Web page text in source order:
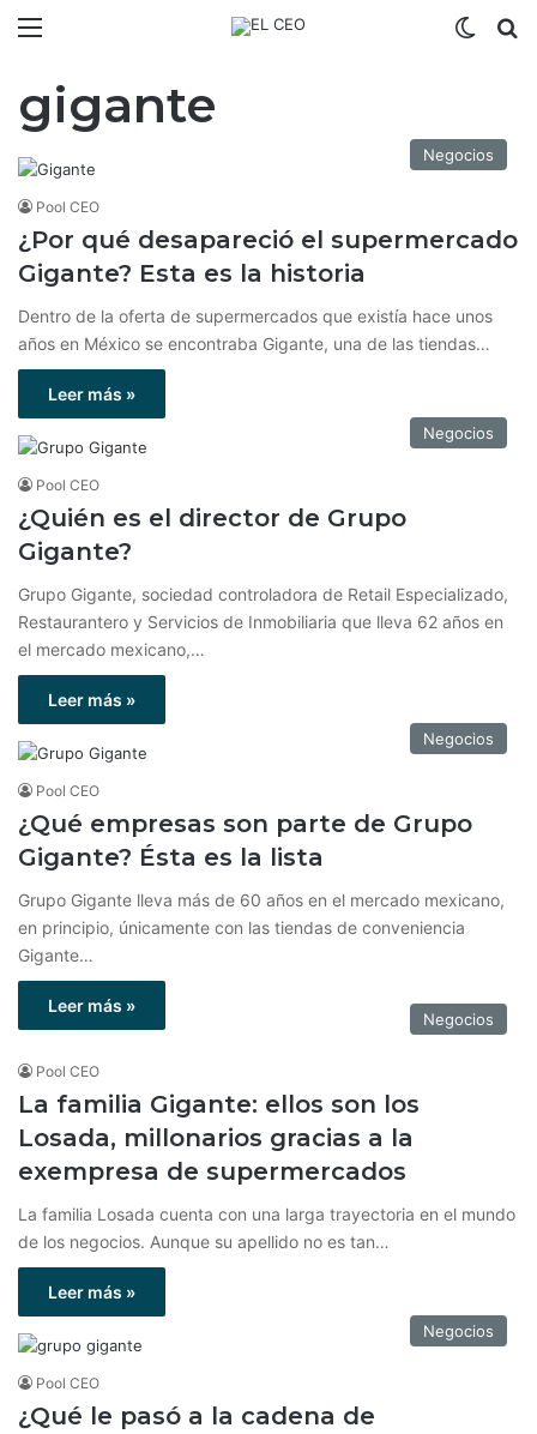
gigante
Negocios
Pool CEO
¿Por qué desapareció el supermercado
Gigante? Esta es la historia
Dentro de la oferta de supermercados que existía hace unos
años en México se encontraba Gigante, una de las tiendas…
Leer más »
Negocios
Pool CEO
¿Quién es el director de Grupo
Gigante?
Grupo Gigante, sociedad controladora de Retail Especializado,
Restaurantero y Servicios de Inmobiliaria que lleva 62 años en
el mercado mexicano,…
Leer más »
Negocios
Pool CEO
¿Qué empresas son parte de Grupo
Gigante? Ésta es la lista
Grupo Gigante lleva más de 60 años en el mercado mexicano,
en principio, únicamente con las tiendas de conveniencia
Gigante…
Leer más »
Negocios
Pool CEO
La familia Gigante: ellos son los
Losada, millonarios gracias a la
exempresa de supermercados
La familia Losada cuenta con una larga trayectoria en el mundo
de los negocios. Aunque su apellido no es tan…
Leer más »
Negocios
Pool CEO
¿Qué le pasó a la cadena de